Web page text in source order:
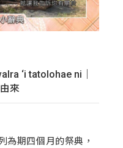
‘i tatolohae ni｜
來
為期四個月的祭典，